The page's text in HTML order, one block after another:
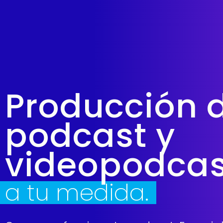
Producción
podcast y
a tu medida.